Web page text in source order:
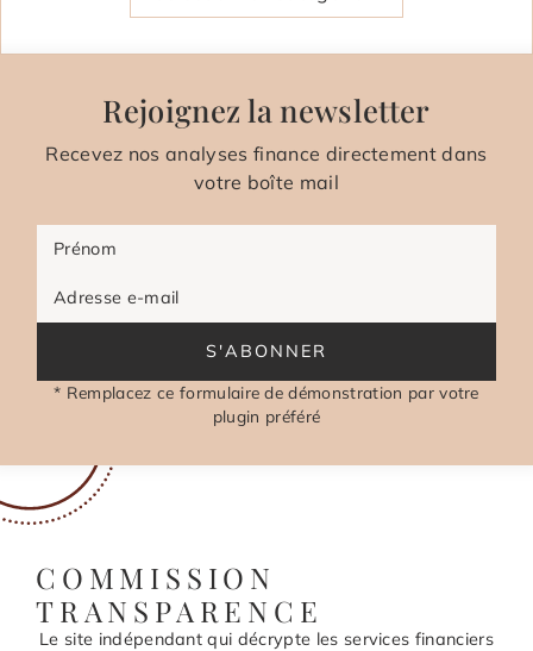
Rejoignez la newsletter
Recevez nos analyses finance directement dans
votre boîte mail
Prénom
Adresse e-mail
S'ABONNER
* Remplacez ce formulaire de démonstration par votre
plugin préféré
COMMISSION
TRANSPARENCE
Le site indépendant qui décrypte les services financiers